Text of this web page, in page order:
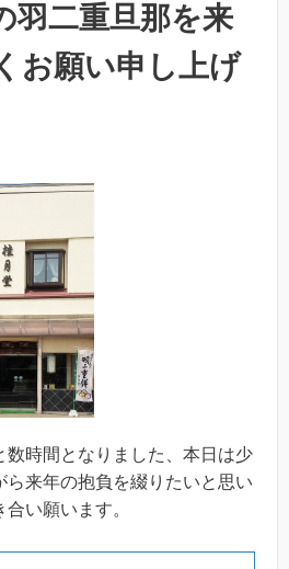
羽二重旦那を来
お願い申し上げ
数時間となりました、本日は少
ら来年の抱負を綴りたいと思い
い願います。